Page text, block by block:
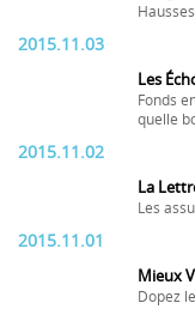
2015.11.03
Les
Fonds
quelle
2015.11.02
La
Les
2015.11.01
Mieux
Dopez